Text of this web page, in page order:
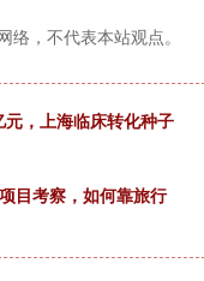
，不代表本站观点。
，上海临床转化种子
目考察，如何靠旅行